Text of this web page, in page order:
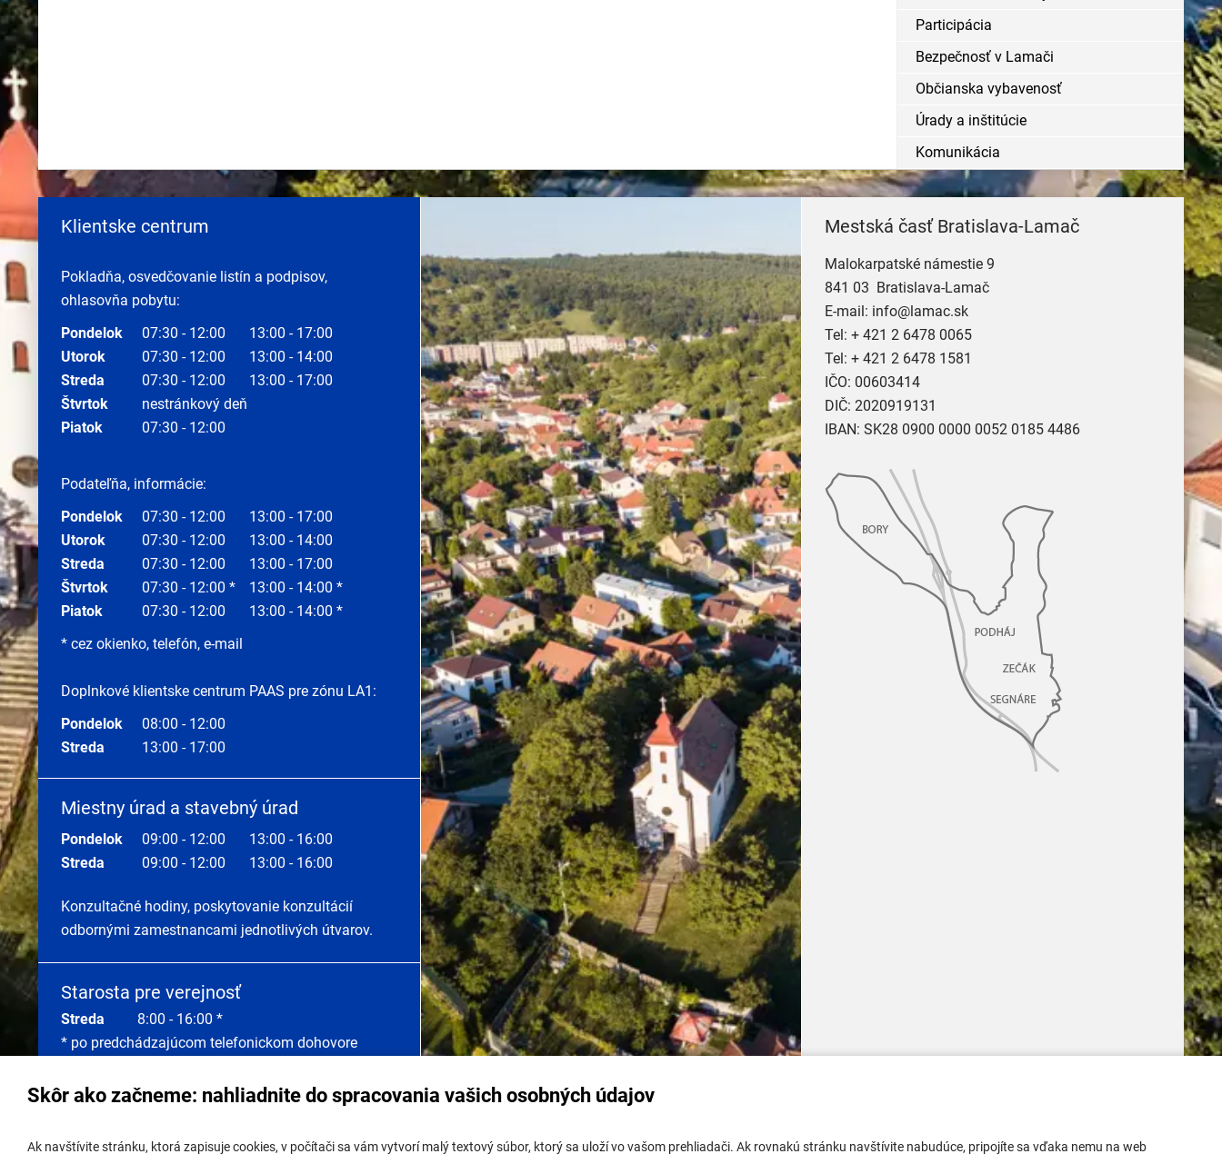
Skôr ako začneme: nahliadnite do spracovania vašich osobných údajov
Ak navštívite stránku, ktorá zapisuje cookies, v počítači sa vám vytvorí malý textový súbor, ktorý sa uloží vo vašom prehliadači. Ak rovnakú stránku navštívite nabudúce, pripojíte sa vďaka nemu na web
Participácia
Bezpečnosť v Lamači
Občianska vybavenosť
Úrady a inštitúcie
Komunikácia
Klientske centrum
Pokladňa, osvedčovanie listín a podpisov,
ohlasovňa pobytu:
Pondelok
07:30 - 12:00
13:00 - 17:00
Utorok
07:30 - 12:00
13:00 - 14:00
Streda
07:30 - 12:00
13:00 - 17:00
Štvrtok
nestránkový deň
Piatok
07:30 - 12:00
Podateľňa, informácie:
Pondelok
07:30 - 12:00
13:00 - 17:00
Utorok
07:30 - 12:00
13:00 - 14:00
Streda
07:30 - 12:00
13:00 - 17:00
Štvrtok
07:30 - 12:00 *
13:00 - 14:00 *
Piatok
07:30 - 12:00
13:00 - 14:00 *
* cez okienko, telefón, e-mail
Doplnkové klientske centrum PAAS pre zónu LA1:
Pondelok
08:00 - 12:00
Streda
13:00 - 17:00
Miestny úrad a stavebný úrad
Pondelok 09:00 - 12:00
13:00 - 16:00
Streda
09:00 - 12:00 13:00 - 16:00
Konzultačné hodiny, poskytovanie konzultácií
odbornými zamestnancami jednotlivých útvarov.
Starosta pre verejnosť
Streda 8:00 - 16:00 *
* po predchádzajúcom telefonickom dohovore
Mestská časť Bratislava-Lamač
Malokarpatské námestie 9
841 03 Bratislava-Lamač
E-mail: info@lamac.sk
Tel:+ 421 2 6478 0065
Tel:+ 421 2 6478 1581
IČO: 00603414
DIČ: 2020919131
IBAN: SK28 0900 0000 0052 0185 4486
info@lamac.sk